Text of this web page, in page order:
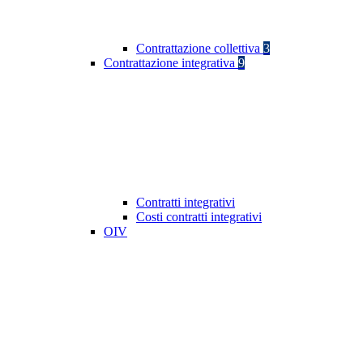
Contrattazione collettiva 3
Contrattazione integrativa 9
Contratti integrativi
Costi contratti integrativi
OIV